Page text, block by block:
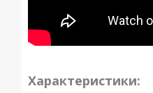
Характеристики: